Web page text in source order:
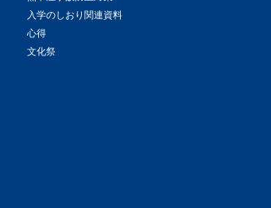
入学のしおり関連資料
心得
文化祭